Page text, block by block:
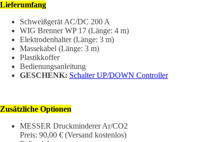
Lieferumfang
Schweißgerät AC/DC 200 A
WIG Brenner WP 17 (Länge: 4 m)
Elektrodenhalter (Länge: 3 m)
Massekabel (Länge: 3 m)
Plastikkoffer
Bedienungsanleitung
GESCHENK: Schalter UP/DOWN Controller
Zusätzliche Optionen
MESSER Druckminderer Ar/CO2
Preis: 90,00 € (Versand kostenlos)